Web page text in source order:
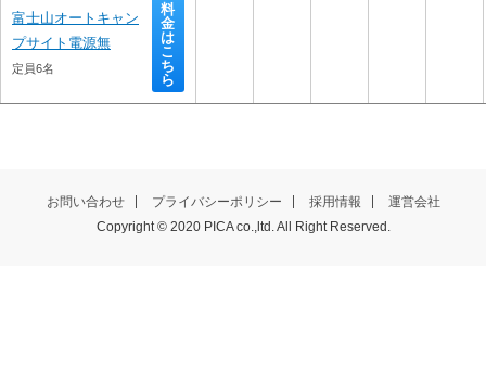
富士山オートキャン
プサイト電源無
定員6名
料
金
は
こ
ち
ら
ら
お問い合わせ プライバシーポリシー 採用情報 運営会社
Copyright © 2020 PICA co.,ltd. All Right Reserved.